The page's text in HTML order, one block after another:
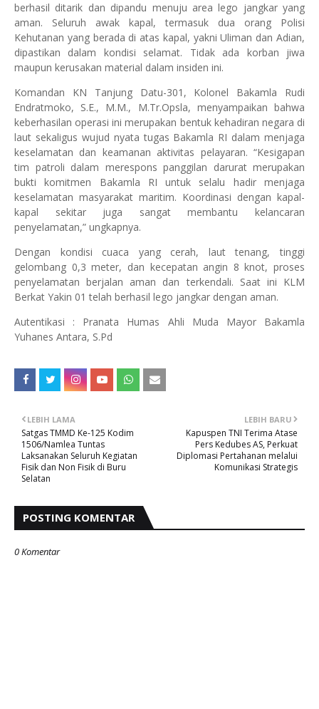
berhasil ditarik dan dipandu menuju area lego jangkar yang
aman. Seluruh awak kapal, termasuk dua orang Polisi
Kehutanan yang berada di atas kapal, yakni Uliman dan Adian,
dipastikan dalam kondisi selamat. Tidak ada korban jiwa
maupun kerusakan material dalam insiden ini.
Komandan KN Tanjung Datu-301, Kolonel Bakamla Rudi
Endratmoko, S.E., M.M., M.Tr.Opsla, menyampaikan bahwa
keberhasilan operasi ini merupakan bentuk kehadiran negara di
laut sekaligus wujud nyata tugas Bakamla RI dalam menjaga
keselamatan dan keamanan aktivitas pelayaran. “Kesigapan
tim patroli dalam merespons panggilan darurat merupakan
bukti komitmen Bakamla RI untuk selalu hadir menjaga
keselamatan masyarakat maritim. Koordinasi dengan kapal-
kapal sekitar juga sangat membantu kelancaran
penyelamatan,” ungkapnya.
Dengan kondisi cuaca yang cerah, laut tenang, tinggi
gelombang 0,3 meter, dan kecepatan angin 8 knot, proses
penyelamatan berjalan aman dan terkendali. Saat ini KLM
Berkat Yakin 01 telah berhasil lego jangkar dengan aman.
Autentikasi : Pranata Humas Ahli Muda Mayor Bakamla
Yuhanes Antara, S.Pd
LEBIH BARU
Kapuspen TNI Terima Atase
Pers Kedubes AS, Perkuat
Diplomasi Pertahanan melalui
Komunikasi Strategis
LEBIH LAMA
Satgas TMMD Ke-125 Kodim
1506/Namlea Tuntas
Laksanakan Seluruh Kegiatan
Fisik dan Non Fisik di Buru
Selatan
POSTING KOMENTAR
0 Komentar